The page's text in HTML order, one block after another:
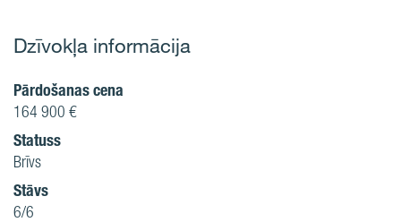
Dzīvokļa informācija
Pārdošanas cena
164 900 €
Statuss
Brīvs
Stāvs
6/6